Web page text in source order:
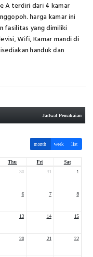
A terdiri dari 4 kamar
harga kamar ini
fasilitas yang dimiliki
Wifi, Kamar mandi di
handuk dan